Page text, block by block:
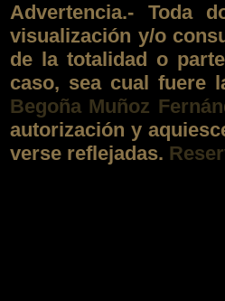
Advertencia.- Toda
visualización y/o
de la totalidad o
caso, sea cual fuere
Begoña Muñoz
autorización y
verse reflejadas.